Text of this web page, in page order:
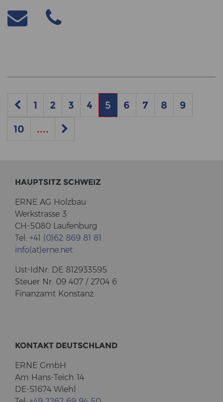
1 2 3 4 5 6 7 8
9
10
....
HAUPT­SITZ SCHWEIZ
ERNE AG Holz­bau
Werk­stras­se 3
CH-5080 Lau­fen­burg
Tel: +41 (0)62 869 81 81
info(at)erne.net
Ust-​IdNr: DE 812933595
Steu­er Nr: 09 407 / 2704 6
Fi­nanz­amt Kon­stanz
KON­TAKT DEUTSCH­LAND
ERNE GmbH
Am Hans-​Teich 14
DE-51674 Wiehl